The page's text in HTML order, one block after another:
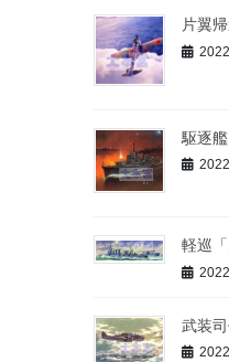
片翼
駆逐
軽巡
武装